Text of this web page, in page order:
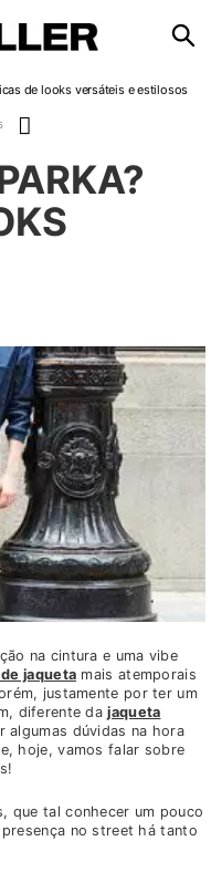
de looks versáteis e estilosos
na cintura e uma vibe
jaqueta mais atemporais
justamente por ter um
diferente dajaqueta
algumas dúvidas na hora
hoje, vamos falar sobre
que tal conhecer um pouco
no street há tanto